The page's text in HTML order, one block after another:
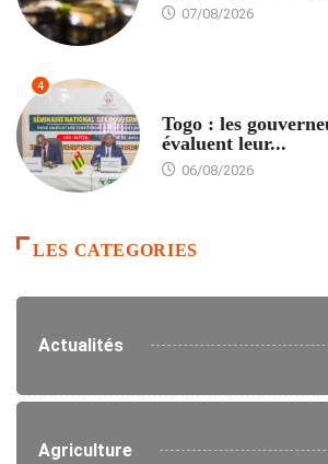
07/08/2026
4
Togo : les
évaluent leur...
06/08/2026
LES CATEGORIES
Actualités
Agriculture